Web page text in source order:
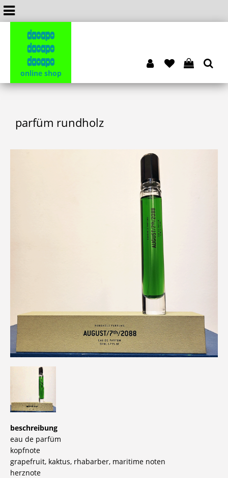
dacapo
dacapo
dacapo
online shop
parfüm rundholz
beschreibung
eau de parfüm
kopfnote
grapefruit, kaktus, rhabarber, maritime noten
herznote